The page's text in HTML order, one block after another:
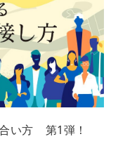
い方 第1弾！